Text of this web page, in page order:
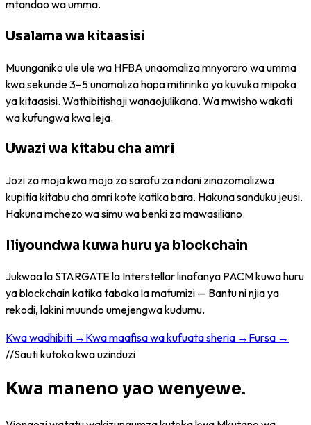
mtandao wa umma.
Usalama wa kitaasisi
Muunganiko ule ule wa HFBA unaomaliza mnyororo wa umma
kwa sekunde 3–5 unamaliza hapa mitiririko ya kuvuka mipaka
ya kitaasisi. Wathibitishaji wanaojulikana. Wa mwisho wakati
wa kufungwa kwa leja.
Uwazi wa kitabu cha amri
Jozi za moja kwa moja za sarafu za ndani zinazomalizwa
kupitia kitabu cha amri kote katika bara. Hakuna sanduku jeusi.
Hakuna mchezo wa simu wa benki za mawasiliano.
Iliyoundwa kuwa huru ya blockchain
Jukwaa la STARGATE la Interstellar linafanya PACM kuwa huru
ya blockchain katika tabaka la matumizi — Bantu ni njia ya
rekodi, lakini muundo umejengwa kudumu.
Kwa wadhibiti → Kwa maafisa wa kufuata sheria → Fursa →
//Sauti kutoka kwa uzinduzi
Kwa maneno yao wenyewe.